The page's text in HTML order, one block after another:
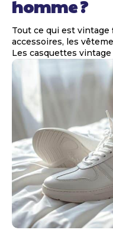
homme ?
Tout ce qui est vintage
accessoires, les
Les casquettes vintage